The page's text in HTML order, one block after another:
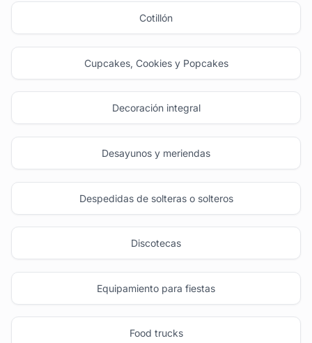
Cotillón
Cupcakes, Cookies y Popcakes
Decoración integral
Desayunos y meriendas
Despedidas de solteras o solteros
Discotecas
Equipamiento para fiestas
Food trucks